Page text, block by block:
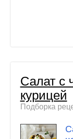
Салат с
курицей
Подборка